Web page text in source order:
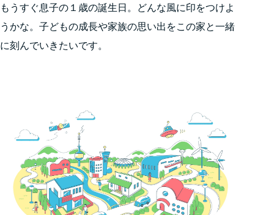
もうすぐ息子の１歳の誕生日。どんな風に印をつけよ
うかな。子どもの成長や家族の思い出をこの家と一緒
に刻んでいきたいです。